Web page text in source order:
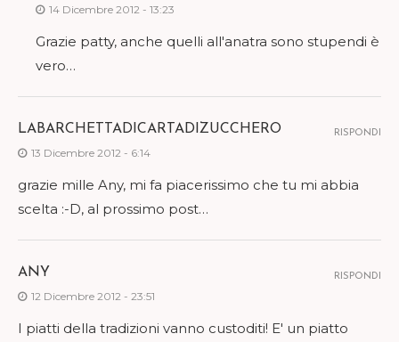
14 Dicembre 2012 - 13:23
Grazie patty, anche quelli all'anatra sono stupendi è
vero…
LABARCHETTADICARTADIZUCCHERO
13 Dicembre 2012 - 6:14
grazie mille Any, mi fa piacerissimo che tu mi abbia
scelta :-D, al prossimo post…
RISPONDI
ANY
12 Dicembre 2012 - 23:51
I piatti della tradizioni vanno custoditi! E' un piatto
RISPONDI